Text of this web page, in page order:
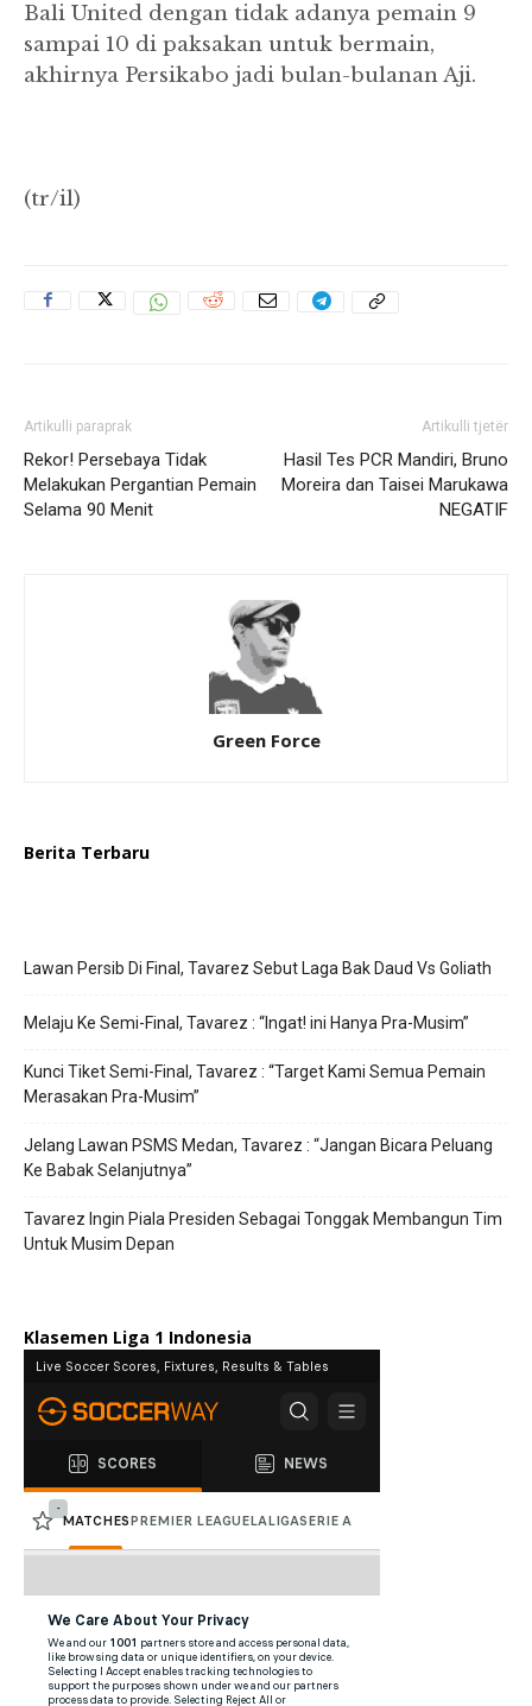
Bali United dengan tidak adanya pemain 9
sampai 10 di paksakan untuk bermain,
akhirnya Persikabo jadi bulan-bulanan Aji.
(tr/il)
Artikulli paraprak
Rekor! Persebaya Tidak
Melakukan Pergantian Pemain
Selama 90 Menit
Artikulli tjetër
Hasil Tes PCR Mandiri, Bruno
Moreira dan Taisei Marukawa
NEGATIF
Green Force
Berita Terbaru
Lawan Persib Di Final, Tavarez Sebut Laga Bak Daud Vs Goliath
Melaju Ke Semi-Final, Tavarez : “Ingat! ini Hanya Pra-Musim”
Kunci Tiket Semi-Final, Tavarez : “Target Kami Semua Pemain
Merasakan Pra-Musim”
Jelang Lawan PSMS Medan, Tavarez : “Jangan Bicara Peluang
Ke Babak Selanjutnya”
Tavarez Ingin Piala Presiden Sebagai Tonggak Membangun Tim
Untuk Musim Depan
Klasemen Liga 1 Indonesia